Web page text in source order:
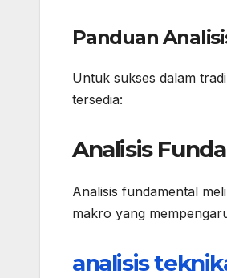
Panduan
Untuk sukses dalam
tersedia:
Analisis
Analisis fundamental
makro yang
analisis